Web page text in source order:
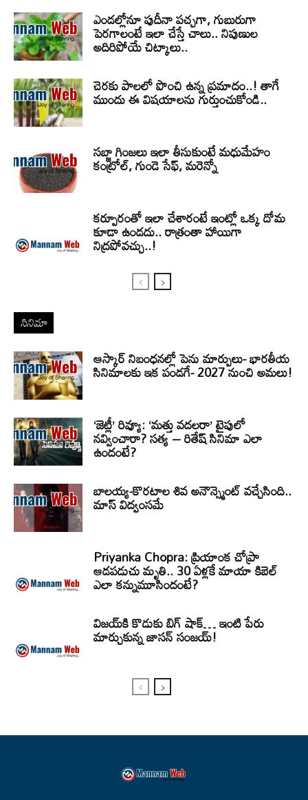
ఎండల్లోనూ పుదీనా పచ్చగా, గుబురుగా
పెరగాలంటే ఇలా చేస్తే చాలు.. నిపుణుల
అదిరిపోయే చిట్కాలు..
చెరకు పాలలో పొంచి ఉన్న ప్రమాదం..! తాగే
ముందు ఈ విషయాలను గుర్తుంచుకోండి..
సబ్జా గింజలు ఇలా తీసుకుంటే మధుమేహం
కంట్రోల్, గుండె సేఫ్, మరెన్నో
కర్పూరంతో ఇలా చేశారంటే ఇంట్లో ఒక్క దోమ
కూడా ఉండదు.. రాత్రంతా హాయిగా
నిద్రపోవచ్చు..!
సినిమా
ఆస్కార్ నిబంధనల్లో పెను మార్పులు- భారతీయ
సినిమాలకు ఇక పండగే- 2027 నుంచి అమలు!
‘జెట్లీ’ రివ్యూ: ‘మత్తు వదలరా’ టైపులో
నవ్వించారా? సత్య – రితేష్ సినిమా ఎలా
ఉందంటే?
బాలయ్య-కొరటాల శివ అనౌన్స్మెంట్ వచ్చేసింది..
మాస్ విద్వంసమే
Priyanka Chopra: ప్రియాంక చోప్రా
ఆడపడుచు మృతి.. 30 ఏళ్లకే మాయా కిబెల్
ఎలా కన్నుమూసిందంటే?
విజయ్‌కి కొడుకు బిగ్ షాక్… ఇంటి పేరు
మార్చుకున్న జాసన్ సంజయ్!